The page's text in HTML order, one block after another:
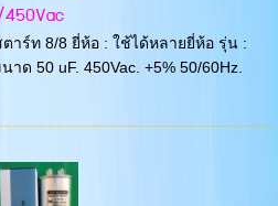
450Vac
าร์ท 8/8 ยี่ห้อ : ใช้ได้หลายยี่ห้อ รุ่น :
ด 50 uF. 450Vac. +5% 50/60Hz.